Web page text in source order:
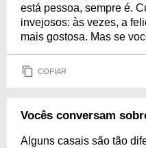
está pessoa, sempre é.
invejosos: às vezes, a
mais gostosa. Mas se
COPIAR
Vocês conversam
Alguns casais são tão